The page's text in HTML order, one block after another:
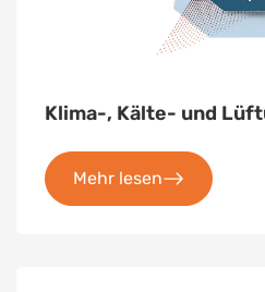
Klima-, Kälte- und
Mehr lesen